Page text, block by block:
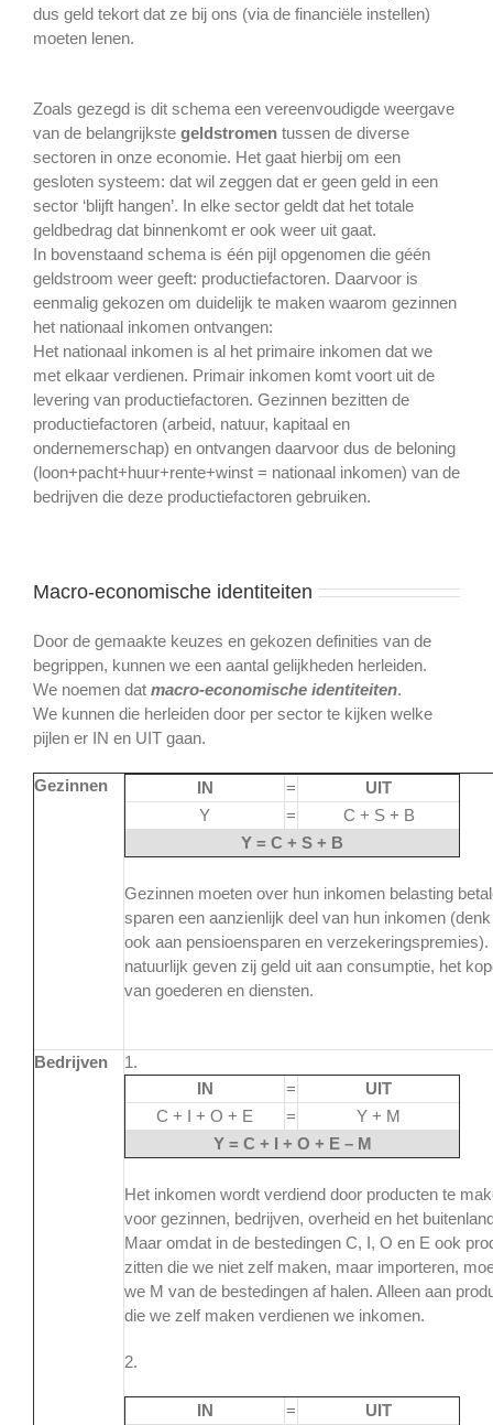
dus geld tekort dat ze bij ons (via de financiële instellen)
moeten lenen.
Zoals gezegd is dit schema een vereenvoudigde weergave
van de belangrijkste geldstromen tussen de diverse
sectoren in onze economie. Het gaat hierbij om een
gesloten systeem: dat wil zeggen dat er geen geld in een
sector ‘blijft hangen’. In elke sector geldt dat het totale
geldbedrag dat binnenkomt er ook weer uit gaat.
In bovenstaand schema is één pijl opgenomen die géén
geldstroom weer geeft: productiefactoren. Daarvoor is
eenmalig gekozen om duidelijk te maken waarom gezinnen
het nationaal inkomen ontvangen:
Het nationaal inkomen is al het primaire inkomen dat we
met elkaar verdienen. Primair inkomen komt voort uit de
levering van productiefactoren. Gezinnen bezitten de
productiefactoren (arbeid, natuur, kapitaal en
ondernemerschap) en ontvangen daarvoor dus de beloning
(loon+pacht+huur+rente+winst = nationaal inkomen) van de
bedrijven die deze productiefactoren gebruiken.
Macro-economische identiteiten
Door de gemaakte keuzes en gekozen definities van de
begrippen, kunnen we een aantal gelijkheden herleiden.
We noemen dat macro-economische identiteiten.
We kunnen die herleiden door per sector te kijken welke
pijlen er IN en UIT gaan.
Gezinnen IN =
UIT
Y
=
C + S + B
Y = C + S + B
Gezinnen moeten over hun inkomen belasting
sparen een aanzienlijk deel van hun inkomen
ook aan pensioensparen en verzekeringspremies).
natuurlijk geven zij geld uit aan consumptie, het
van goederen en diensten.
Bedrijven
1.
IN
=
UIT
C + I + O + E
=
Y + M
Y = C + I + O + E – M
Het inkomen wordt verdiend door producten te
voor gezinnen, bedrijven, overheid en het
Maar omdat in de bestedingen C, I, O en E ook
zitten die we niet zelf maken, maar importeren,
we M van de bestedingen af halen. Alleen aan
die we zelf maken verdienen we inkomen.
2.
IN = UIT